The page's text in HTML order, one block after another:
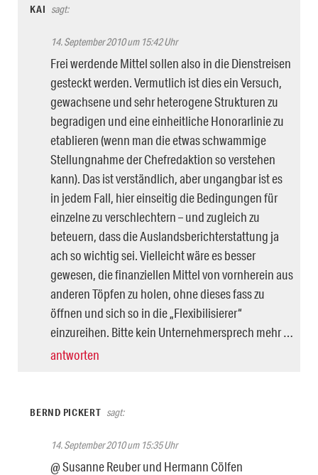
KAI sagt:
14. September 2010 um 15:42 Uhr
Frei werdende Mittel sollen also in die Dienstreisen
gesteckt werden. Vermutlich ist dies ein Versuch,
gewachsene und sehr heterogene Strukturen zu
begradigen und eine einheitliche Honorarlinie zu
etablieren (wenn man die etwas schwammige
Stellungnahme der Chefredaktion so verstehen
kann). Das ist verständlich, aber ungangbar ist es
in jedem Fall, hier einseitig die Bedingungen für
einzelne zu verschlechtern – und zugleich zu
beteuern, dass die Auslandsberichterstattung ja
ach so wichtig sei. Vielleicht wäre es besser
gewesen, die finanziellen Mittel von vornherein aus
anderen Töpfen zu holen, ohne dieses fass zu
öffnen und sich so in die „Flexibilisierer“
einzureihen. Bitte kein Unternehmersprech mehr …
antworten
BERND PICKERT sagt:
14. September 2010 um 15:35 Uhr
@ Susanne Reuber und Hermann Cölfen